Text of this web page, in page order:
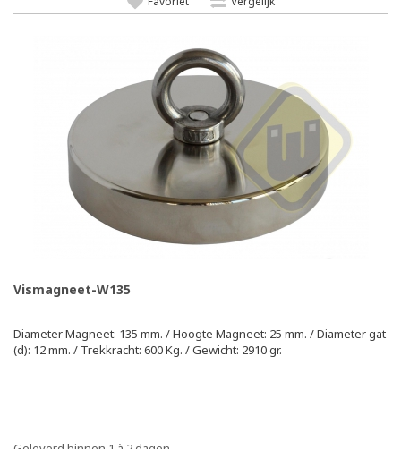
Vismagneet-W135
Diameter Magneet: 135 mm. / Hoogte Magneet: 25 mm. / Diameter gat
(d): 12 mm. / Trekkracht: 600 Kg. / Gewicht: 2910 gr.